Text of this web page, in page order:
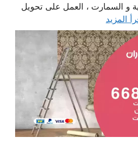
و السمارت ، العمل على تحويل
المزيد